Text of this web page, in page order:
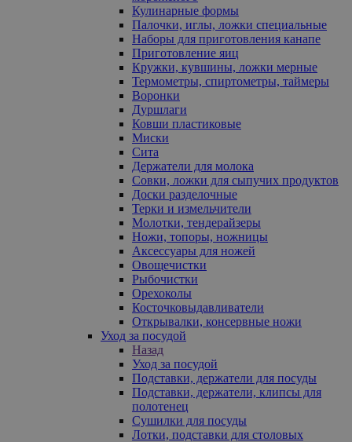
Кулинарные формы
Палочки, иглы, ложки специальные
Наборы для приготовления канапе
Приготовление яиц
Кружки, кувшины, ложки мерные
Термометры, спиртометры, таймеры
Воронки
Дуршлаги
Ковши пластиковые
Миски
Сита
Держатели для молока
Совки, ложки для сыпучих продуктов
Доски разделочные
Терки и измельчители
Молотки, тендерайзеры
Ножи, топоры, ножницы
Аксессуары для ножей
Овощечистки
Рыбочистки
Орехоколы
Косточковыдавливатели
Открывалки, консервные ножи
Уход за посудой
Назад
Уход за посудой
Подставки, держатели для посуды
Подставки, держатели, клипсы для
полотенец
Сушилки для посуды
Лотки, подставки для столовых